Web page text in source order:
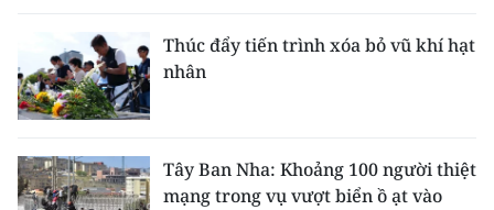
NHÂN DÂN HẰNG THÁNG
MUA BÁO
ĐỌC BÁO IN
Thúc đẩy tiến trình xóa bỏ vũ khí hạt
nhân
Tây Ban Nha: Khoảng 100 người thiệt
mạng trong vụ vượt biển ồ ạt vào